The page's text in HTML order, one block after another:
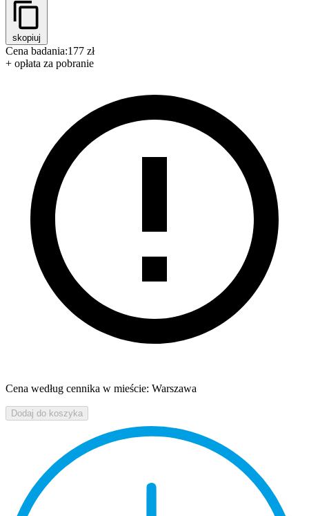
skopiuj
Cena badania:177 zł
+ opłata za pobranie
Cena według cennika w mieście: Warszawa
Dodaj do koszyka